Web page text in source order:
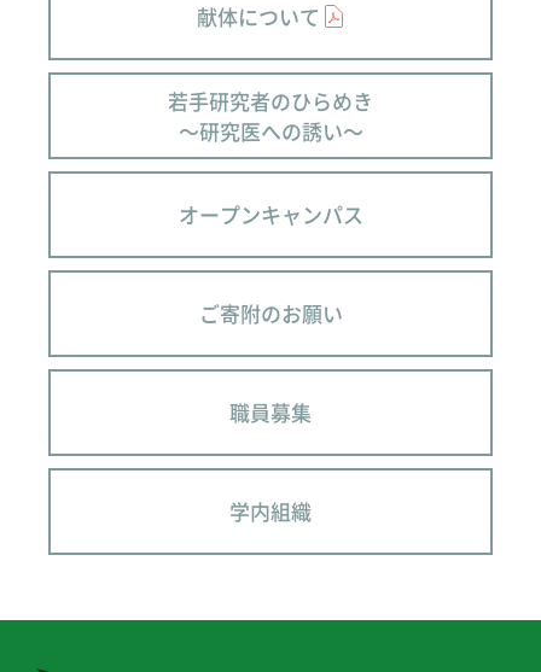
献体について
若手研究者のひらめき
～研究医への誘い～
オープンキャンパス
ご寄附のお願い
職員募集
学内組織